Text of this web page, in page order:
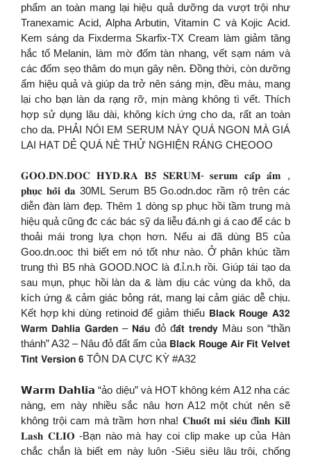
phẩm an toàn mang lại hiệu quả dưỡng da vượt trội như
Tranexamic Acid, Alpha Arbutin, Vitamin C và Kojic Acid.
Kem sáng da Fixderma Skarfix-TX Cream làm giảm tăng
hắc tố Melanin, làm mờ đốm tàn nhang, vết sạm nám và
các đốm sẹo thâm do mụn gây nên. Đồng thời, còn dưỡng
ẩm hiệu quả và giúp da trở nên sáng mịn, đều màu, mang
lại cho bạn làn da rạng rỡ, mịn màng không tì vết. Thích
hợp sử dụng lâu dài, không kích ứng cho da, rất an toàn
cho da. PHẢI NÓI EM SERUM NÀY QUÁ NGON MÀ GIÁ
LẠI HẠT DẺ QUÁ NÈ THỬ NGHIỆN RÁNG CHẸOOO
𝐆𝐎𝐎.𝐃𝐍.𝐃𝐎𝐂 𝐇𝐘𝐃.𝐑𝐀 𝐁𝟓 𝐒𝐄𝐑𝐔𝐌- 𝐬𝐞𝐫𝐮𝐦 𝐜𝐚̂́𝐩 𝐚̂̉𝐦 ,
𝐩𝐡𝐮̣𝐜 𝐡𝐨̂̀𝐢 𝐝𝐚 30ML Serum B5 Go.odn.doc rầm rộ trên các
diễn đàn làm đẹp. Thêm 1 dòng sp phục hồi tầm trung mà
hiệu quả cũng đc các bác sỹ da liễu đá.nh gi á cao để các b
thoải mái trong lựa chọn hơn. Nếu ai đã dùng B5 của
Goo.dn.ooc thì biết em nó tốt như nào. Ở phân khúc tầm
trung thì B5 nhà GOOD.NOC là đ.ỉ.n.h rồi. Giúp tái tạo da
sau mụn, phục hồi làn da & làm dịu các vùng da khô, da
kích ứng & cảm giác bỏng rát, mang lại cảm giác dễ chịu.
Kết hợp khi dùng retinoid để giảm thiểu 𝗕𝗹𝗮𝗰𝗸 𝗥𝗼𝘂𝗴𝗲 𝗔𝟯𝟮
𝗪𝗮𝗿𝗺 𝗗𝗮𝗵𝗹𝗶𝗮 𝗚𝗮𝗿𝗱𝗲𝗻 – 𝗡𝗮̂𝘂 đỏ đ𝗮̂́𝘁 𝘁𝗿𝗲𝗻𝗱𝘆 Màu son “thần
thánh” A32 – Nâu đỏ đất ấm của 𝗕𝗹𝗮𝗰𝗸 𝗥𝗼𝘂𝗴𝗲 𝗔𝗶𝗿 𝗙𝗶𝘁 𝗩𝗲𝗹𝘃𝗲𝘁
𝗧𝗶𝗻𝘁 𝗩𝗲𝗿𝘀𝗶𝗼𝗻 𝟲 TÔN DA CỰC KỲ #A32
𝗪𝗮𝗿𝗺 𝗗𝗮𝗵𝗹𝗶𝗮 “ảo diệu” và HOT không kém A12 nha các
nàng, em này nhiều sắc nâu hơn A12 một chút nên sẽ
không trội cam mà trầm hơn nha! 𝐂𝐡𝐮𝐨̂́𝐭 𝐦𝐢 𝐬𝐢𝐞̂𝐮 đ𝐢̉𝐧𝐡 𝐊𝐢𝐥𝐥
𝐋𝐚𝐬𝐡 𝐂𝐋𝐈𝐎 -Bạn nào mà hay coi clip make up của Hàn
chắc chắn là biết em này luôn -Siêu siêu lâu trôi, chống